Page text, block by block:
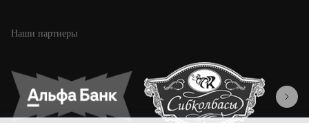
Наши партнеры